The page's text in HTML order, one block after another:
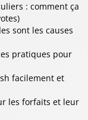
: comment ça
sont les causes
pratiques pour
facilement et
les forfaits et leur